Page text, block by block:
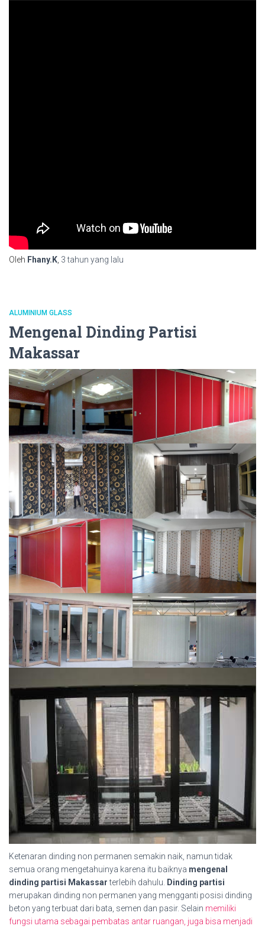
Oleh Fhany.K, 3 tahun yang lalu
ALUMINIUM GLASS
Mengenal Dinding Partisi
Makassar
Ketenaran dinding non permanen semakin naik, namun tidak
semua orang mengetahuinya karena itu baiknya mengenal
dinding partisi Makassarterlebih dahulu.
Dinding partisi
merupakan dinding non permanen yang mengganti posisi dinding
beton yang terbuat dari bata, semen dan pasir. Selain memiliki
fungsi utama sebagai pembatas antar ruangan, juga bisa menjadi